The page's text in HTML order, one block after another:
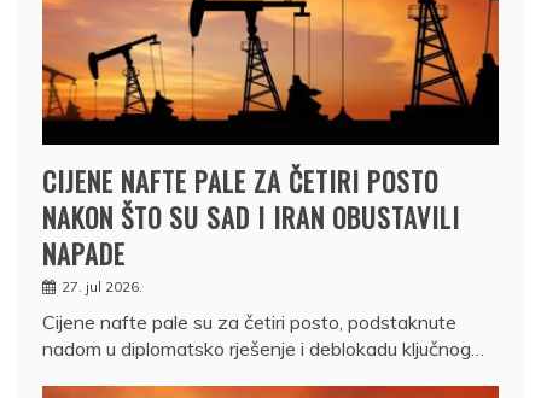
CIJENE NAFTE PALE ZA ČETIRI POSTO
NAKON ŠTO SU SAD I IRAN OBUSTAVILI
NAPADE
27. jul 2026.
Cijene nafte pale su za četiri posto, podstaknute
nadom u diplomatsko rješenje i deblokadu ključnog…